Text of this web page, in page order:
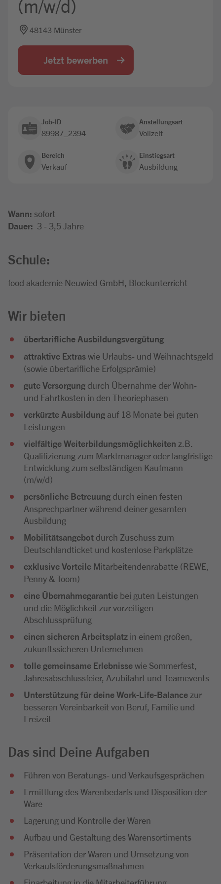
(m/w/d)
48143 Münster
Jetzt bewerben
Job-ID
89987_2394
Anstellungsart
Vollzeit
Bereich
Verkauf
Einstiegsart
Ausbildung
Wann: sofort
Dauer: 3 - 3,5 Jahre
Schule:
food akademie Neuwied GmbH, Blockunterricht
Wir bieten
übertarifliche Ausbildungsvergütung
attraktive Extraswie Urlaubs- und Weihnachtsgeld
(sowie übertarifliche Erfolgsprämie)
gute Versorgung durch Übernahme der Wohn-
und Fahrtkosten in den Theoriephasen
verkürzte Ausbildung auf 18 Monate bei guten
Leistungen
vielfältige Weiterbildungsmöglichkeiten z.B.
Qualifizierung zum Marktmanager oder langfristige
Entwicklung zum selbständigen Kaufmann
(m/w/d)
persönliche Betreuung durch einen festen
Ansprechpartner während deiner gesamten
Ausbildung
Mobilitätsangebot durch Zuschuss zum
Deutschlandticket und kostenlose Parkplätze
exklusive Vorteile Mitarbeitendenrabatte (REWE,
Penny & Toom)
eine Übernahmegarantie bei guten Leistungen
und die Möglichkeit zur vorzeitigen
Abschlussprüfung
einen sicheren Arbeitsplatz in einem großen,
zukunftssicheren Unternehmen
tolle gemeinsame Erlebnissewie Sommerfest,
Jahresabschlussfeier, Azubifahrt und Teamevents
Unterstützung für deine Work-Life-Balance zur
besseren Vereinbarkeit von Beruf, Familie und
Freizeit
Das sind Deine Aufgaben
Führen von Beratungs- und Verkaufsgesprächen
Ermittlung des Warenbedarfs und Disposition der
Ware
Lagerung und Kontrolle der Waren
Aufbau und Gestaltung des Warensortiments
Präsentation der Waren und Umsetzung von
Verkaufsförderungsmaßnahmen